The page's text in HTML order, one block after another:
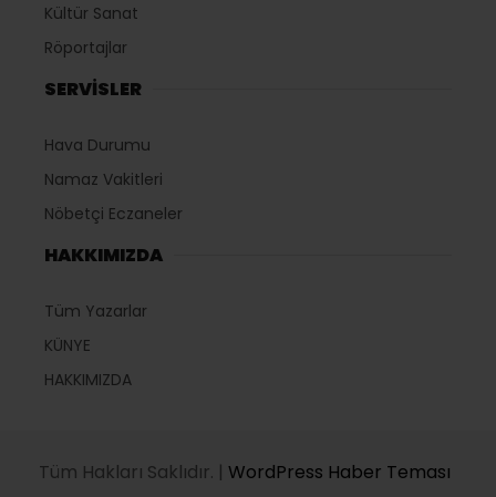
Kültür Sanat
Röportajlar
SERVİSLER
Hava Durumu
Namaz Vakitleri
Nöbetçi Eczaneler
HAKKIMIZDA
Tüm Yazarlar
KÜNYE
HAKKIMIZDA
Tüm Hakları Saklıdır. | WordPress Haber Teması